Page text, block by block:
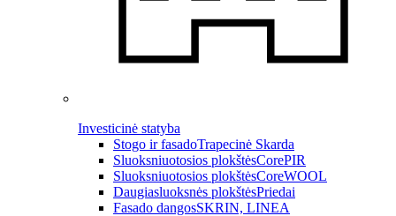
Investicinė statyba
Stogo ir fasadoTrapecinė Skarda
Sluoksniuotosios plokštėsCorePIR
Sluoksniuotosios plokštėsCoreWOOL
Daugiasluoksnės plokštėsPriedai
Fasado dangosSKRIN, LINEA